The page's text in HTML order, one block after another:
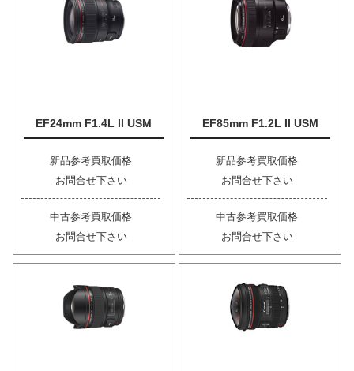
EF24mm F1.4L II USM
新品参考買取価格
お問合せ下さい
中古参考買取価格
お問合せ下さい
EF85mm F1.2L II USM
新品参考買取価格
お問合せ下さい
中古参考買取価格
お問合せ下さい